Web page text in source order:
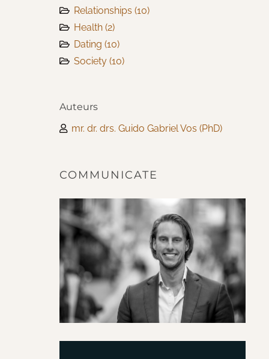
Relationships (10)
Health (2)
Dating (10)
Society (10)
Auteurs
mr. dr. drs. Guido Gabriel Vos (PhD)
COMMUNICATE